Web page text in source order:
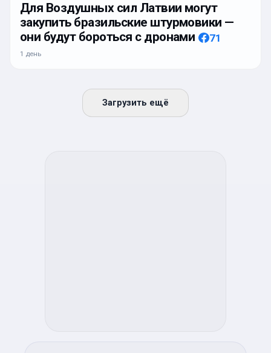
Для Воздушных сил Латвии могут
закупить бразильские штурмовики —
они будут бороться с дронами
71
1 день
Загрузить ещё